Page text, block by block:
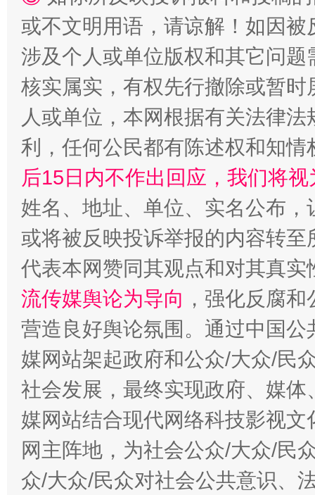
“蜀中异人”王建安的艺术幻境
完善运行机制助力责任有效落实 一纸欠
东山县通报“牛蛙产品抗生素超标问题” 法
或不文明用语，请谅解！如因
涉及个人或单位版权和其它问题
核实属实，有权先行撤除或暂
人或单位，本网根据有关法律
利，任何公民都有陈述权和知情
后15日内不作出回应，我们将
姓名、地址、单位、实名公布
或将被反映投诉举报的内容转
代表本网赞同其观点和对其真实
流传媒舆论为导向 ，强化反腐
营造良好舆论氛围。通过中国
媒网站架起政府和公众/大众/民
社会发展，最终实现政府、媒
媒网站结合现代网络科技影视
网主阵地，为社会公众/大众/民
众/大众/民众对社会公共意识、